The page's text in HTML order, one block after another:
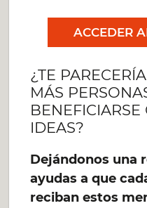
ACCEDER
¿TE
MÁS
BENEFICIARSE
IDEAS?
Dejándonos una
ayudas a que
reciban estos